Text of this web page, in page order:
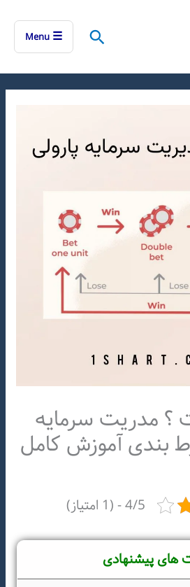
جستجو☰
Menu
؟ مدریت سرمایه
بندی آموزش کامل
4/5 - (1 امتیاز)
های پیشنهادی